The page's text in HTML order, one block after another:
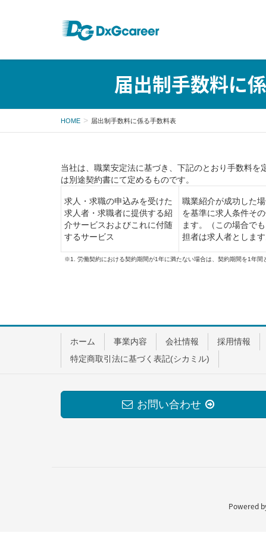
届出制手数料に
HOME 届出制手数料に係る手数料表
当社は、職業安定法に基づき、下記のとおり手数料
は別途契約書にて定めるものです。
求人・求職の申込みを受けた
求人者・求職者に提供する紹
介サービスおよびこれに付随
するサービス
職業紹介が成功した
を基準に求人条件そ
ます。（この場合で
担者は求人者とします
※1. 労働契約における契約期間が1年に満たない場合は、契約期間を1年
ホーム 事業内容 会社情報 採用情報
特定商取引法に基づく表記(シカミル)
お問い合わせ
Powered